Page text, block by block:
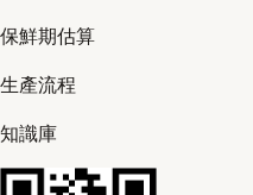
保鮮期估算
生產流程
知識庫